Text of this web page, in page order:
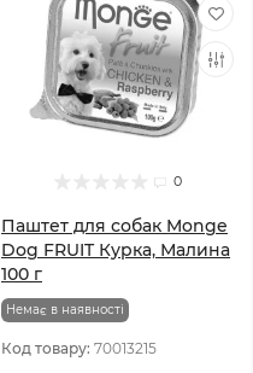
0
Паштет для собак Monge
Dog FRUIT Курка, Малина
100 г
Немає в наявності
Код товару: 70013215